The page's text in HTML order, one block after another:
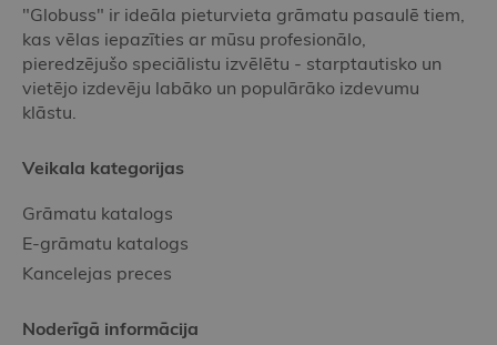
"Globuss" ir ideāla pieturvieta grāmatu pasaulē tiem,
kas vēlas iepazīties ar mūsu profesionālo,
pieredzējušo speciālistu izvēlētu - starptautisko un
vietējo izdevēju labāko un populārāko izdevumu
klāstu.
Veikala kategorijas
Grāmatu katalogs
E-grāmatu katalogs
Kancelejas preces
Noderīgā informācija